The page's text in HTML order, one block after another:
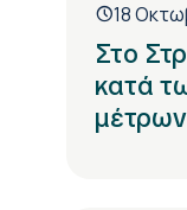
18
Στο
κατά
μέτρων